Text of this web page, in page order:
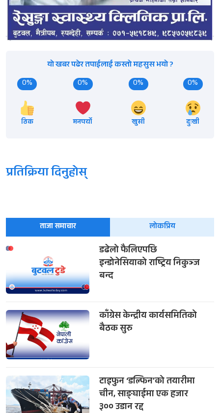
यो खबर पढेर तपाईलाई कस्तो महसुस भयो ?
0%
ठिक
0%
मनपर्यो
0%
खुसी
0%
दुःखी
प्रतिक्रिया दिनुहोस्
ताजा समाचार लोकप्रिय
डढेलो फैलिएपछि
इन्डोनेसियाको राष्ट्रिय निकुञ्ज
बन्द
काँग्रेस केन्द्रीय कार्यसमितिको
बैठक सुरु
टाइफुन ‘डल्फिन’को तयारीमा
चीन, साङ्घाईमा एक हजार
३०० उडान रद्द